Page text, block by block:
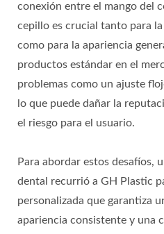
conexión entre el mango del
cepillo es crucial tanto para
como para la apariencia
productos estándar en el
problemas como un ajuste
lo que puede dañar la
el riesgo para el usuario.
Para abordar estos desafíos,
dental recurrió a GH Plastic
personalizada que garantiza
apariencia consistente y una